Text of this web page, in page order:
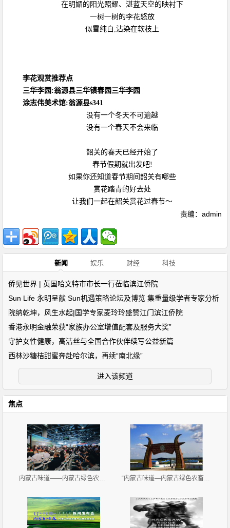
在明媚的阳光照耀、湛蓝天空的映衬下
一树一树的李花怒放
似雪纯白,沾染在软枝上
李花观赏推荐点
三华李园:翁源县三华镇春园三华李园
涂志伟美术馆:翁源县s341
没有一个冬天不可逾越
没有一个春天不会来临
韶关的春天已经开始了
春节假期就出发吧!
如果你还知道春节期间韶关有哪些
赏花踏青的好去处
让我们一起在韶关赏花过春节～
责编：admin
新闻 娱乐 财经 科技
侨见世界 | 英国哈文特市市长一行莅临滨江侨院
Sun Life 永明呈献 Sun机遇策略论坛及博览 集重量级学者专家分析
院纳乾坤，风生水起|国学专家麦玲玲盛赞江门滨江侨院
香港永明金融荣获“家族办公室增值配套及服务大奖”
守护女性健康，高洁丝与全国合作伙伴续写公益新篇
西林沙糖桔甜蜜奔赴哈尔滨，再续“南北缘”
进入该频道
焦点
内蒙古味道——内蒙古绿色农畜产品展览交易会 广州开 “内蒙古味道—内蒙古绿色农畜产品览交易会”11月2-4